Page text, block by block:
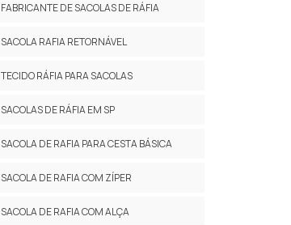
FABRICANTE DE SACOLAS DE RÁFIA
SACOLA RAFIA RETORNÁVEL
TECIDO RÁFIA PARA SACOLAS
SACOLAS DE RÁFIA EM SP
SACOLA DE RAFIA PARA CESTA BÁSICA
SACOLA DE RAFIA COM ZÍPER
SACOLA DE RAFIA COM ALÇA